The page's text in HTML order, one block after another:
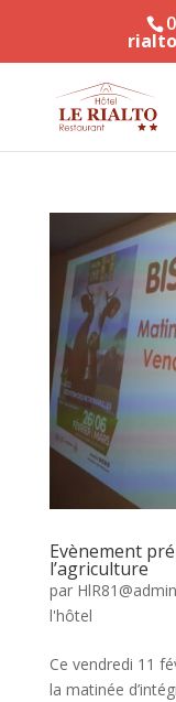
Evènement
l’agriculture
par HlR81@admin
l'hôtel
Ce vendredi 11
la matinée